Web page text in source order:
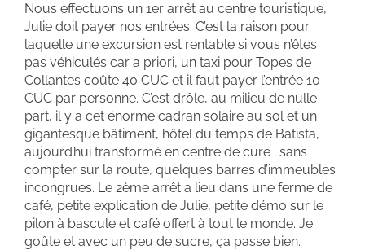
Nous effectuons un 1er arrêt au centre touristique,
Julie doit payer nos entrées. C’est la raison pour
laquelle une excursion est rentable si vous n’êtes
pas véhiculés car a priori, un taxi pour Topes de
Collantes coûte 40 CUC et il faut payer l’entrée 10
CUC par personne. C’est drôle, au milieu de nulle
part, il y a cet énorme cadran solaire au sol et un
gigantesque bâtiment, hôtel du temps de Batista,
aujourd’hui transformé en centre de cure ; sans
compter sur la route, quelques barres d’immeubles
incongrues. Le 2ème arrêt a lieu dans une ferme de
café, petite explication de Julie, petite démo sur le
pilon à bascule et café offert à tout le monde. Je
goûte et avec un peu de sucre, ça passe bien.